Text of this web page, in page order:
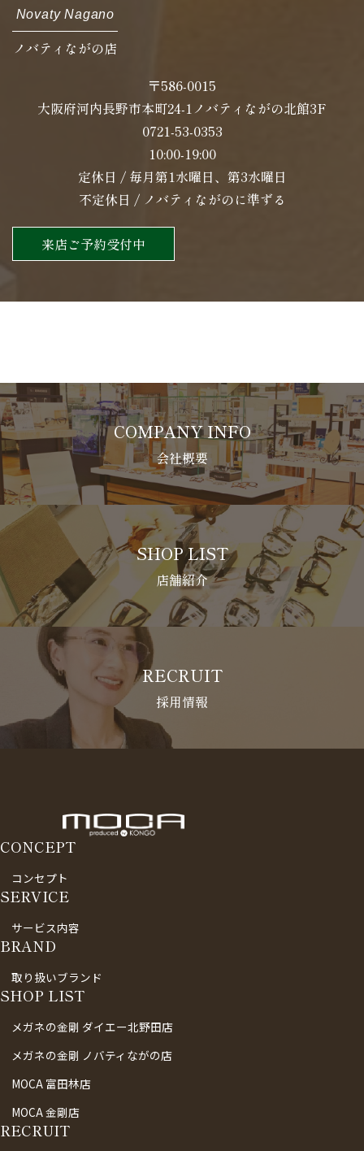
Novaty Nagano
ノバティながの店
〒586-0015
大阪府河内長野市本町24-1ノバティながの北館3F
0721-53-0353
10:00-19:00
定休日 / 毎月第1水曜日、第3水曜日
不定休日 / ノバティながのに準ずる
来店ご予約受付中
COMPANY INFO
会社概要
SHOP LIST
店舗紹介
RECRUIT
採用情報
CONCEPT
コンセプト
SERVICE
サービス内容
BRAND
取り扱いブランド
SHOP LIST
メガネの金剛 ダイエー北野田店
メガネの金剛 ノバティながの店
MOCA 富田林店
MOCA 金剛店
RECRUIT